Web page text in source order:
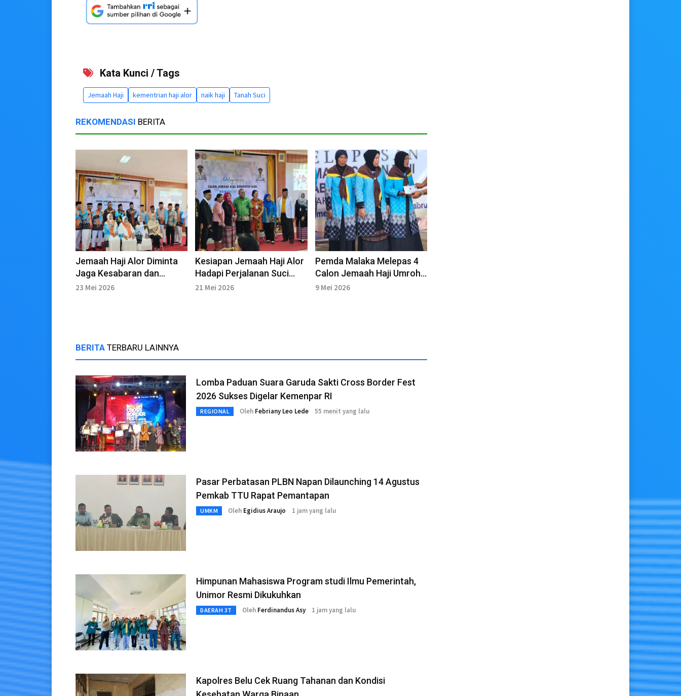
Kata Kunci / Tags
Jemaah Haji kementrian haji alor naik haji Tanah Suci
REKOMENDASI BERITA
Jemaah Haji Alor Diminta
Jaga Kesabaran dan
Kesehatan
23 Mei 2026
Kesiapan Jemaah Haji Alor
Hadapi Perjalanan Suci
Baitullah
21 Mei 2026
Pemda Malaka Melepas 4
Calon Jemaah Haji Umroh
ke Tanah Suci
9 Mei 2026
BERITA TERBARU LAINNYA
Lomba Paduan Suara Garuda Sakti Cross Border Fest
2026 Sukses Digelar Kemenpar RI
REGIONAL Oleh Febriany Leo Lede 55 menit yang lalu
Pasar Perbatasan PLBN Napan Dilaunching 14 Agustus
Pemkab TTU Rapat Pemantapan
UMKM Oleh Egidius Araujo 1 jam yang lalu
Himpunan Mahasiswa Program studi Ilmu Pemerintah,
Unimor Resmi Dikukuhkan
DAERAH 3T Oleh Ferdinandus Asy 1 jam yang lalu
Kapolres Belu Cek Ruang Tahanan dan Kondisi